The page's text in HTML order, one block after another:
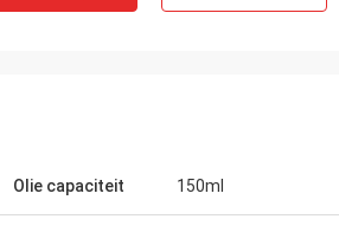
Olie capaciteit 150ml